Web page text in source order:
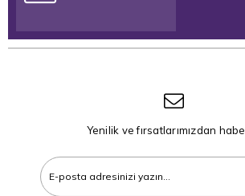
Yenilik ve fırsatlarımızdan